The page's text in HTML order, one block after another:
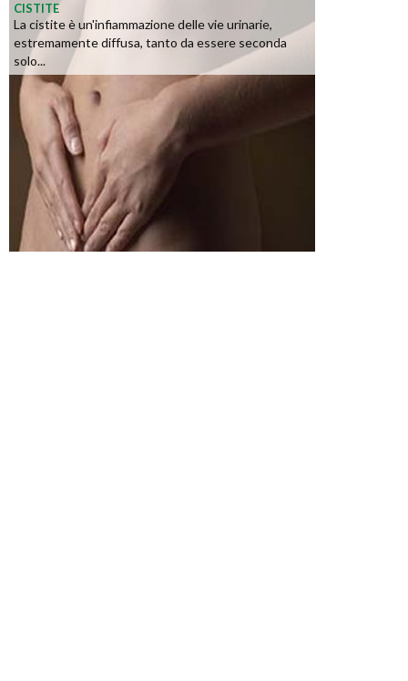
CISTITE
La cistite è un'infiammazione delle vie urinarie,
estremamente diffusa, tanto da essere seconda
solo...